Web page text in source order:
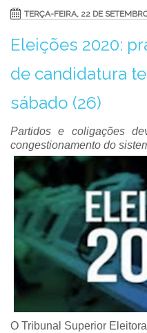
TERÇA-FEIRA, 22 DE
Eleições 2020:
de candidatura
sábado (26)
Partidos e coligações
congestionamento do
O Tribunal Superior